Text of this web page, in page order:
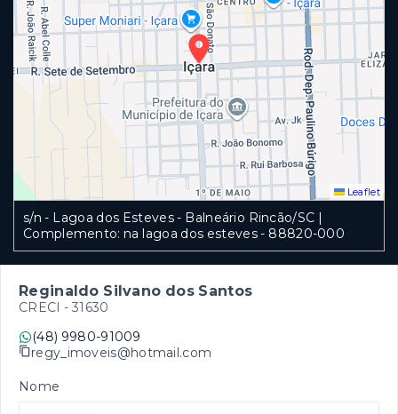
Leaflet
s/n - Lagoa dos Esteves - Balneário Rincão/SC |
Complemento: na lagoa dos esteves- 88820-000
Reginaldo Silvano dos Santos
CRECI - 31630
(48) 9980-91009
regy_imoveis@hotmail.com
Nome